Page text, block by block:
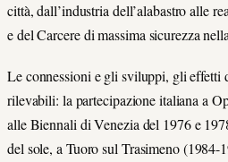
città, dall’industria dell’alabastro alle
e del Carcere di massima sicurezza
Le connessioni e gli sviluppi, gli effetti
rilevabili: la partecipazione italiana a
alle Biennali di Venezia del 1976 e
del sole, a Tuoro sul Trasimeno (1984-